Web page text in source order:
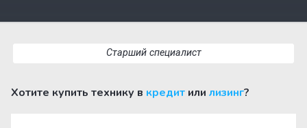
Старший специалист
Хотите купить технику в кредит или лизинг?